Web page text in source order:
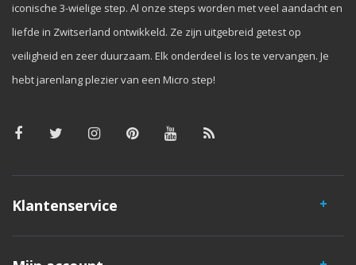
iconische 3-wielige step. Al onze steps worden met veel aandacht en
liefde in Zwitserland ontwikkeld. Ze zijn uitgebreid getest op
veiligheid en zeer duurzaam. Elk onderdeel is los te vervangen. Je
hebt jarenlang plezier van een Micro step!
Klantenservice